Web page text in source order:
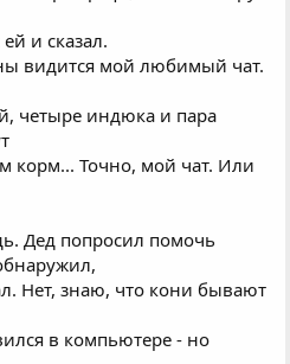
и сказал.
видится мой любимый чат.
четыре индюка и пара
корм... Точно, мой чат. Или
Дед попросил помочь
Hет, знаю, что кони бывают
в компьютере - но